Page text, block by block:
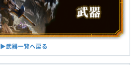
▶︎武器一覧へ戻る